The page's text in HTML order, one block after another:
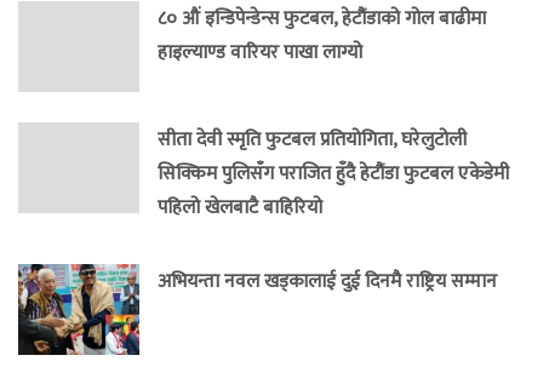
८० औं इन्डिपेन्डेन्स फुटबल, हेटौंडाको गोल बाढीमा
हाइल्याण्ड वारियर पाखा लाग्यो
सीता देवी स्मृति फुटबल प्रतियोगिता, घरेलुटोली
सिक्किम पुलिसँग पराजित हुँदै हेटौंडा फुटबल एकेडेमी
पहिलो खेलबाटै बाहिरियो
अभियन्ता नवल खड्कालाई दुई दिनमै राष्ट्रिय सम्मान